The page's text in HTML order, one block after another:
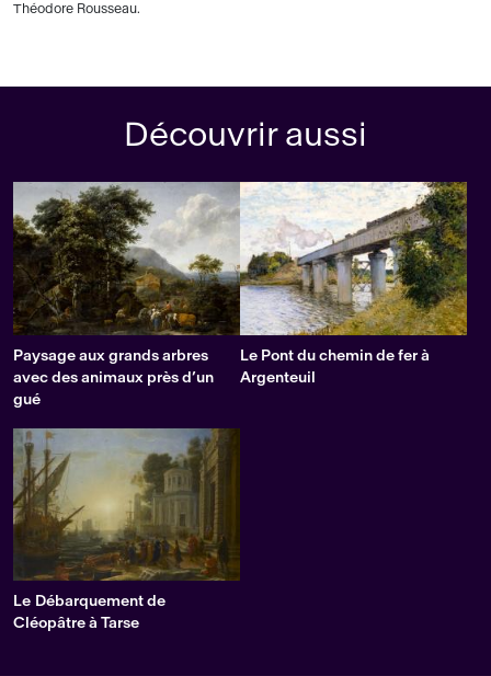
Théodore Rousseau.
Découvrir aussi
Paysage aux grands arbres
avec des animaux près d’un
gué
Le Pont du chemin de fer à
Argenteuil
Le Débarquement de
Cléopâtre à Tarse